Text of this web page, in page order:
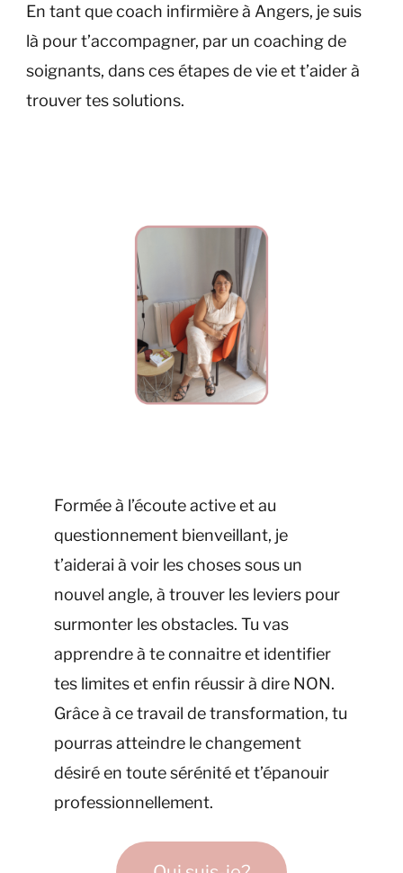
En tant que coach infirmière à Angers, je suis
là pour t’accompagner, par un coaching de
soignants, dans ces étapes de vie et t’aider à
trouver tes solutions.
Formée à l’écoute active et au
questionnement bienveillant, je
t’aiderai à voir les choses sous un
nouvel angle, à trouver les leviers pour
surmonter les obstacles. Tu vas
apprendre à te connaitre et identifier
tes limites et enfin réussir à dire NON.
Grâce à ce travail de transformation, tu
pourras atteindre le changement
désiré en toute sérénité et t’épanouir
professionnellement.